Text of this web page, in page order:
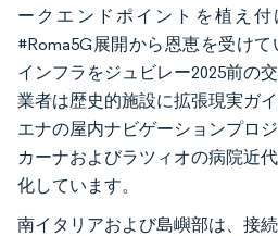
ークエンドポイントを植え
#Roma5G展開から恩恵を受け
インフラをジュビレー2025前の
業者は歴史的施設に拡張現実ガ
エナの屋内ナビゲーションプロ
カーナおよびラツィオの病院近
化しています。
南イタリアおよび島嶼部は、接